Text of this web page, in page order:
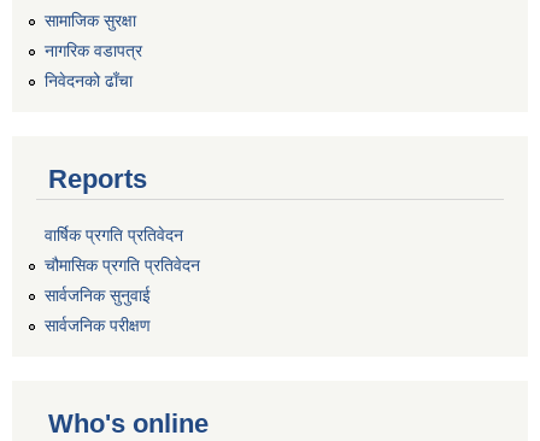
सामाजिक सुरक्षा
नागरिक वडापत्र
निवेदनको ढाँचा
Reports
वार्षिक प्रगति प्रतिवेदन
चौमासिक प्रगति प्रतिवेदन
सार्वजनिक सुनुवाई
सार्वजनिक परीक्षण
Who's online